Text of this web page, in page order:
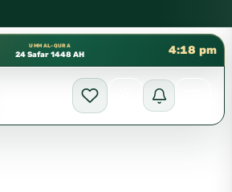
UMM AL-QURA
24 Safar 1448 AH 4:18 pm